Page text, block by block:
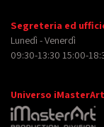
Segreteria ed
Lunedì - Venerdì
09:30-13:30 15:00-
Universo iMasterArt